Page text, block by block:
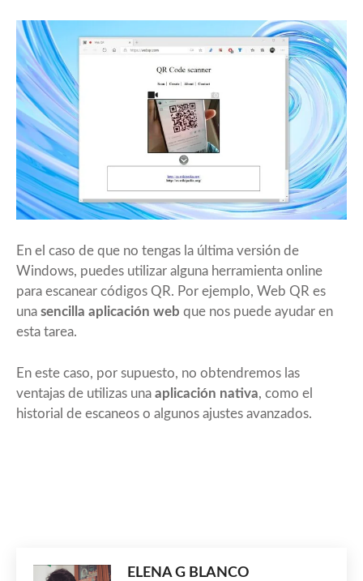
En el caso de que no tengas la última versión de
Windows, puedes utilizar alguna herramienta online
para escanear códigos QR. Por ejemplo, Web QR es
una sencilla aplicación web que nos puede ayudar en
esta tarea.
En este caso, por supuesto, no obtendremos las
ventajas de utilizas una aplicación nativa, como el
historial de escaneos o algunos ajustes avanzados.
ELENA G BLANCO